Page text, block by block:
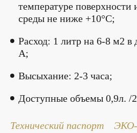
температуре
среды не ниже +10°С;
Расход: 1 литр на 6-8 м2 в
А;
Высыхание: 2-3 часа;
Доступные объемы 0,9л. /
Технический паспорт